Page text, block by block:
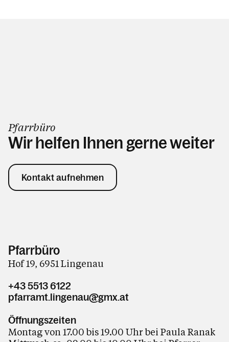
Pfarrbüro
Wir helfen Ihnen gerne weiter
Kontakt aufnehmen
Pfarrbüro
Hof 19, 6951 Lingenau
+43 5513 6122
pfarramt.lingenau@gmx.at
Öffnungszeiten
Montag von 17.00 bis 19.00 Uhr bei Paula Ranak